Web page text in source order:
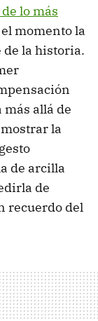
lo más
momento la
la historia.
allá de
la
de arcilla
de
recuerdo del